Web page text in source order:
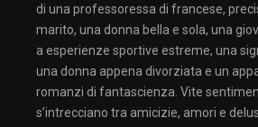
di una professoressa di francese,
marito, una donna bella e sola, una
a esperienze sportive estreme, una
una donna appena divorziata e un
romanzi di fantascienza. Vite
s’intrecciano tra amicizie, amori e